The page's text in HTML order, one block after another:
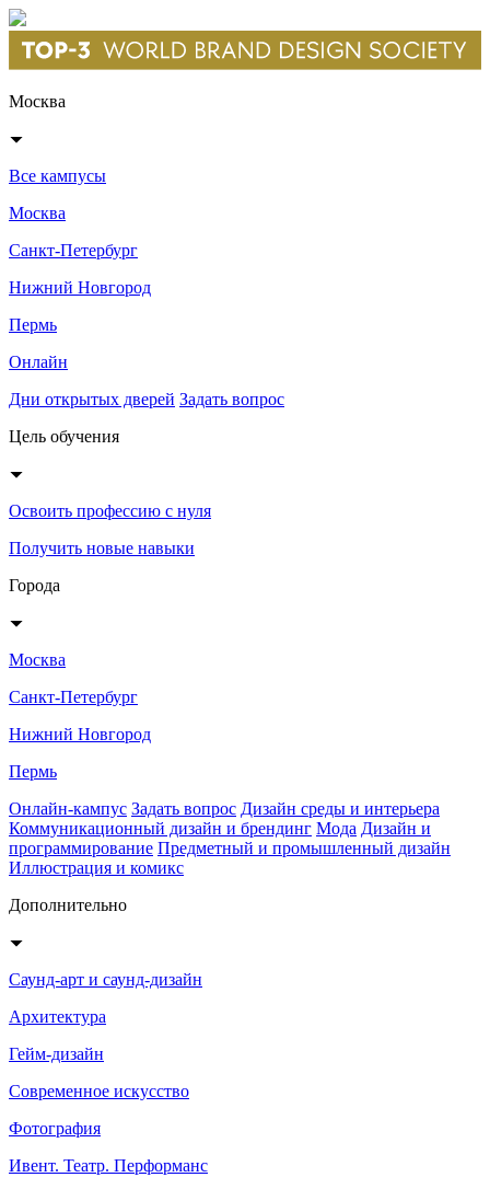
Москва
Все кампусы
Москва
Санкт-Петербург
Нижний Новгород
Пермь
Онлайн
Дни открытых дверей Задать вопрос
Цель обучения
Освоить профессию с нуля
Получить новые навыки
Города
Москва
Санкт-Петербург
Нижний Новгород
Пермь
Онлайн-кампус Задать вопрос Дизайн среды и интерьера
Коммуникационный дизайн и брендинг Мода Дизайн и
программирование Предметный и промышленный дизайн
Иллюстрация и комикс
Дополнительно
Саунд-арт и саунд-дизайн
Архитектура
Гейм-дизайн
Современное искусство
Фотография
Ивент. Театр. Перформанс